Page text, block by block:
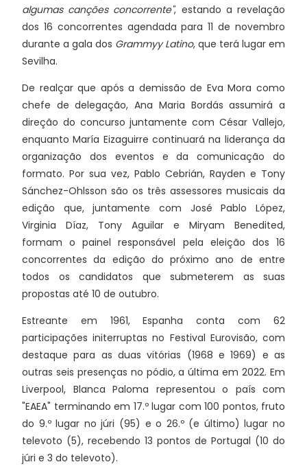
algumas canções concorrente", estando a revelação
dos 16 concorrentes agendada para 11 de novembro
durante a gala dos Grammyy Latino, que terá lugar em
Sevilha.
De realçar que após a demissão de Eva Mora como
chefe de delegação, Ana Maria Bordás assumirá a
direção do concurso juntamente com César Vallejo,
enquanto María Eizaguirre continuará na liderança da
organização dos eventos e da comunicação do
formato. Por sua vez, Pablo Cebrián, Rayden e Tony
Sánchez-Ohlsson são os três assessores musicais da
edição que, juntamente com José Pablo López,
Virginia Díaz, Tony Aguilar e Miryam Benedited,
formam o painel responsável pela eleição dos 16
concorrentes da edição do próximo ano de entre
todos os candidatos que submeterem as suas
propostas até 10 de outubro.
Estreante em 1961, Espanha conta com 62
participações initerruptas no Festival Eurovisão, com
destaque para as duas vitórias (1968 e 1969) e as
outras seis presenças no pódio, a última em 2022. Em
Liverpool, Blanca Paloma representou o país com
"EAEA" terminando em 17.º lugar com 100 pontos, fruto
do 9.º lugar no júri (95) e o 26.º (e último) lugar no
televoto (5), recebendo 13 pontos de Portugal (10 do
júri e 3 do televoto).